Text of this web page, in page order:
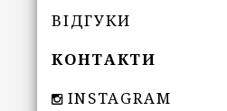
ВІДГУКИ
КОНТАКТИ
INSTAGRAM